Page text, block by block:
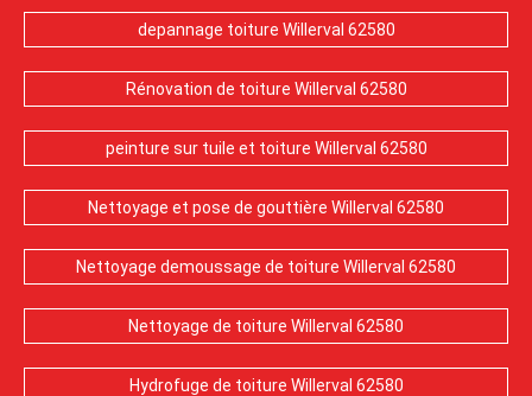
depannage toiture Willerval 62580
Rénovation de toiture Willerval 62580
peinture sur tuile et toiture Willerval 62580
Nettoyage et pose de gouttière Willerval 62580
Nettoyage demoussage de toiture Willerval 62580
Nettoyage de toiture Willerval 62580
Hydrofuge de toiture Willerval 62580